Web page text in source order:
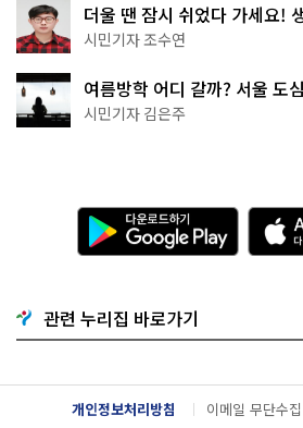
더울 땐 잠시 쉬었다 가세요!
·무더위쉼터까지
시민기자 조수연
여름방학 어디 갈까? 서울 도
추천
시민기자 김은주
다
운
로
기
G
o
g
l
e
관련 누리집 바로가기
개인정보처리방침 이메일 무단수